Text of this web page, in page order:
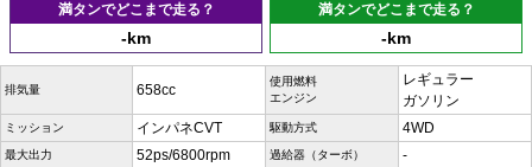
満タンでどこまで走る？
-km
満タンでどこまで走る？
-km
排気量 658cc
使用燃料
エンジン
レギュラー
ガソリン
ミッション インパネCVT 駆動方式 4WD
最大出力 52ps/6800rpm 過給器（ターボ） -